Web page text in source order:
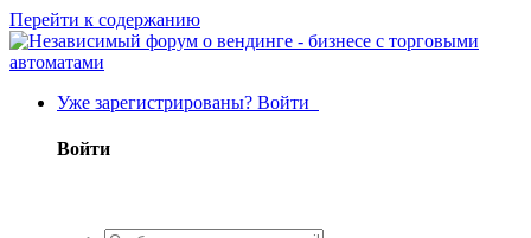
Перейти к содержанию
Уже зарегистрированы? Войти
Войти